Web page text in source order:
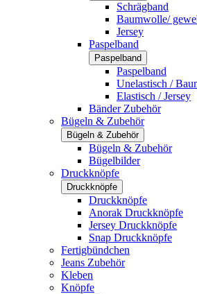
Schrägband
Baumwolle/
Jersey
Paspelband
Paspelband
Paspelband
Unelastisch /
Elastisch / Jersey
Bänder Zubehör
Bügeln & Zubehör
Bügeln & Zubehör
Bügeln & Zubehör
Bügelbilder
Druckknöpfe
Druckknöpfe
Druckknöpfe
Anorak Druckknöpfe
Jersey Druckknöpfe
Snap Druckknöpfe
Fertigbündchen
Jeans Zubehör
Kleben
Knöpfe